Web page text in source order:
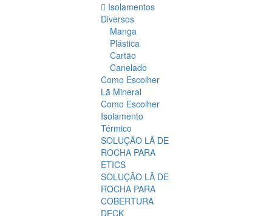
Isolamentos
Diversos
Manga
Plástica
Cartão
Canelado
Como Escolher
Lã Mineral
Como Escolher
Isolamento
Térmico
SOLUÇÃO LÃ DE
ROCHA PARA
ETICS
SOLUÇÃO LÃ DE
ROCHA PARA
COBERTURA
DECK